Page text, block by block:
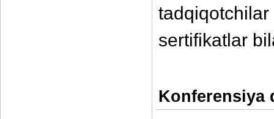
sertifikatlar
Konferensiya